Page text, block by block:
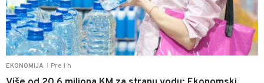
EKONOMIJA Pre 1 h